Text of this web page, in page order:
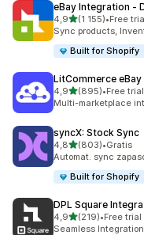
eBay Integration ‑
4,9na 5 gwiazdek
(1 155)
Łączna liczba
•Free
Sync products,
Built for Shopify
LitCommerce
4,9na 5 gwiazdek
(895)
Łączna liczba
•Free
Multi-marketplace
syncX: Stock Sync
4,8na 5 gwiazdek
(803)
Łączna liczba
•Gratis
Automat. sync
Built for Shopify
DPL Square
4,9na 5 gwiazdek
(219)
Łączna liczba
•Free
Seamless